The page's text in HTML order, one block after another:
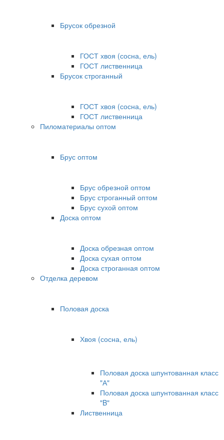
Брусок обрезной
ГОСТ хвоя (сосна, ель)
ГОСТ лиственница
Брусок строганный
ГОСТ хвоя (сосна, ель)
ГОСТ лиственница
Пиломатериалы оптом
Брус оптом
Брус обрезной оптом
Брус строганный оптом
Брус сухой оптом
Доска оптом
Доска обрезная оптом
Доска сухая оптом
Доска строганная оптом
Отделка деревом
Половая доска
Хвоя (сосна, ель)
Половая доска шпунтованная класс
"А"
Половая доска шпунтованная класс
"B"
Лиственница